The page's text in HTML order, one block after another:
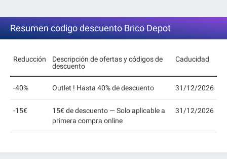
Resumen codigo descuento Brico Depot
Reducción
Descripción de ofertas y códigos de
descuento
Caducidad
-40% Outlet ! Hasta 40% de descuento 31/12/2026
-15€
15€ de descuento — Solo aplicable a
primera compra online
31/12/2026